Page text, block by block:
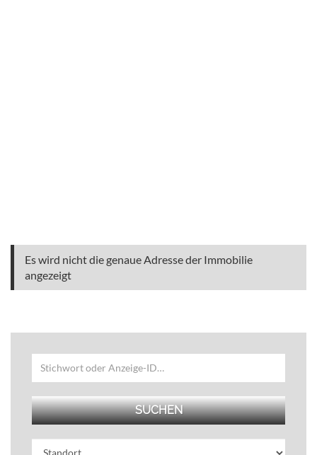
Es wird nicht die genaue Adresse der Immobilie
angezeigt